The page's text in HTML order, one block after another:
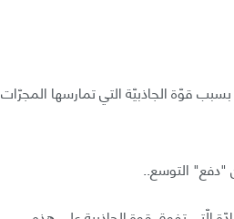
توقع أنّه سيتباطأ بسبب قوّة الجاذبيّة التي تمارسها المجرّات
"دفع" التوسع..